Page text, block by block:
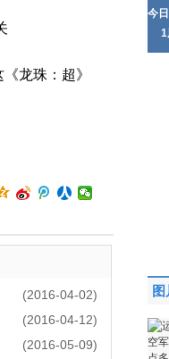
龙珠：超》
(2016-04-02)
(2016-04-12)
(2016-05-09)
今
1